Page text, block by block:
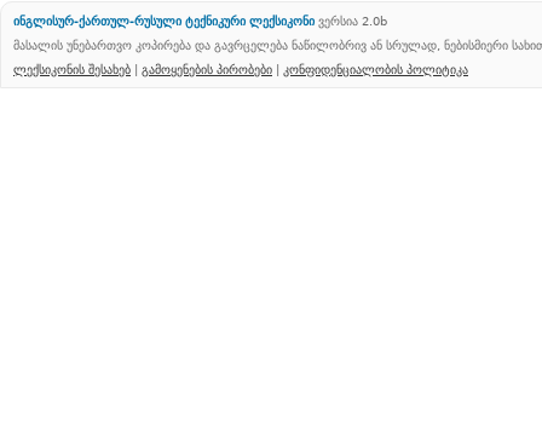
ინგლისურ-ქართულ-რუსული ტექნიკური ლექსიკონი ვერსია 2.0b
მასალის უნებართვო კოპირება და გავრცელება ნაწილობრივ ან სრულად, ნებისმიერი
ლექსიკონის შესახებ | გამოყენების პირობები | კონფიდენციალობის პოლიტიკა